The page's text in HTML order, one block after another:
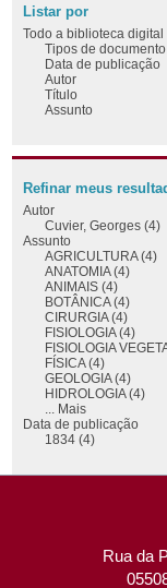
Listar por
Todo a biblioteca digital
Tipos de
Data de publicação
Autor
Título
Assunto
Refinar meus
Autor
Cuvier, Georges (4)
Assunto
AGRICULTURA (4)
ANATOMIA (4)
ANIMAIS (4)
BOTÂNICA (4)
CIRURGIA (4)
FISIOLOGIA (4)
FISIOLOGIA
FÍSICA (4)
GEOLOGIA (4)
HIDROLOGIA (4)
... Mais
Data de publicação
1834 (4)
Rua da